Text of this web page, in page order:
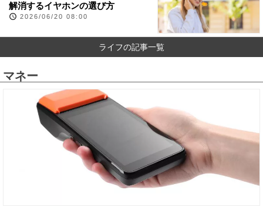
解消するイヤホンの選び方
2026/06/20 08:00
ライフの記事一覧
マネー